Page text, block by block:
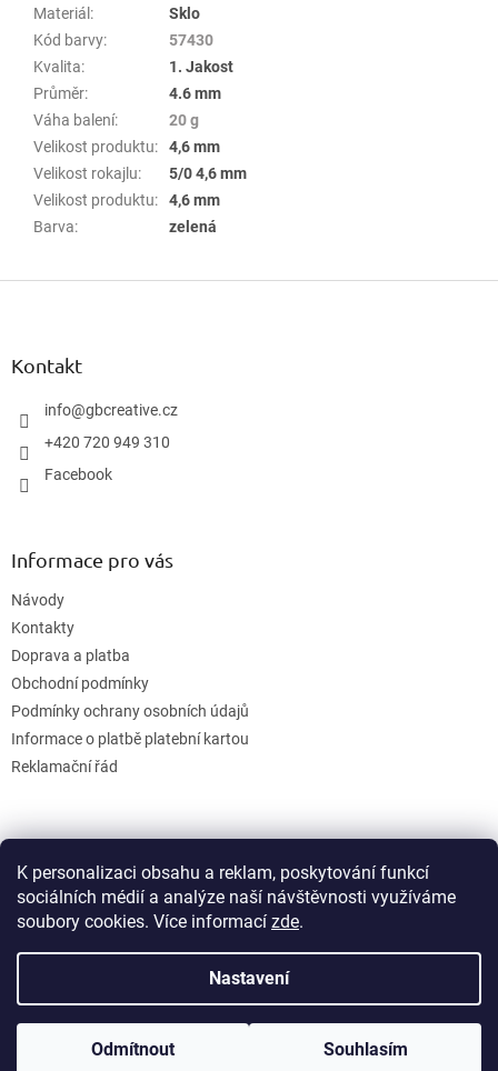
K personalizaci obsahu a reklam, poskytování funkcí
sociálních médií a analýze naší návštěvnosti využíváme
soubory cookies. Více informací zde.
Nastavení
Odmítnout Souhlasím
Materiál :
Sklo
Kód barvy:
57430
Kvalita:
1. Jakost
Průměr:
4.6 mm
Váha balení:
20 g
Velikost produktu:
4,6 mm
Velikost rokajlu:
5/0 4,6 mm
Velikost produktu:
4,6 mm
Barva: zelená
Z
Kontakt
info@gbcreative.cz
+420 720 949 310
Facebook
Informace pro vás
Návody
Kontakty
Doprava a platba
Obchodní podmínky
Podmínky ochrany osobních údajů
Informace o platbě platební kartou
Reklamační řád
. Všechna práva vyhrazena.